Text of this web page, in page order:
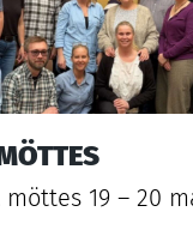
möttes 19 – 20